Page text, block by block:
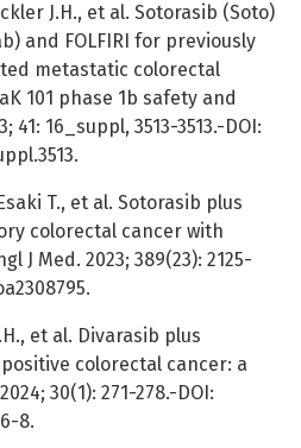
J.H., et al. Sotorasib (Soto)
and FOLFIRI for previously
metastatic colorectal
101 phase 1b safety and
41: 16_suppl, 3513-3513.-DOI:
T., et al. Sotorasib plus
colorectal cancer with
J Med. 2023; 389(23): 2125-
et al. Divarasib plus
positive colorectal cancer: a
30(1): 271-278.-DOI:
8.